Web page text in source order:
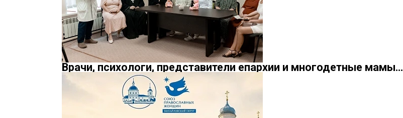
Врачи, психологи, представители епархии и многодетные мамы…